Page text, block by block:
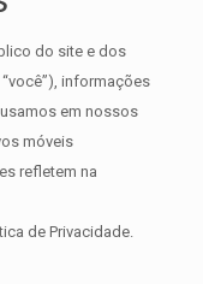
do site e dos
informações
em nossos
móveis
refletem na
de Privacidade.